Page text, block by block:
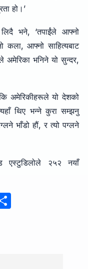
हो।’
लिदै भने, ‘तपाईंले आफ्नो
आफ्नो साहित्यबाट
अमेरिका भनिने यो सुन्दर,
अमेरिकीहरूले यो देशको
थिए भन्ने कुरा सम्झनु
भाँडो हौं, र त्यो पग्लने
एस्टुडिलोले २५२ नयाँ
S